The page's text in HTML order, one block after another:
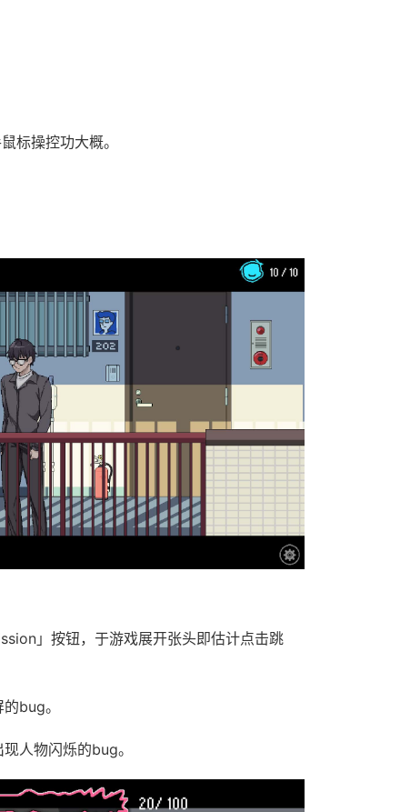
标操控功大概。
」按钮，于游戏展开张头即估计点击跳
bug。
人物闪烁的bug。